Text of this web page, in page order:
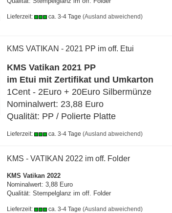
Lieferzeit: ca. 3-4 Tage (Ausland abweichend)
KMS VATIKAN - 2021 PP im off. Etui
KMS Vatikan 2021 PP
im Etui mit Zertifikat und Umkarton
1Cent - 2Euro + 20Euro Silbermünze
Nominalwert: 23,88 Euro
Qualität: PP / Polierte Platte
Lieferzeit: ca. 3-4 Tage (Ausland abweichend)
KMS - VATIKAN 2022 im off. Folder
KMS Vatikan 2022
Nominalwert: 3,88 Euro
Qualität: Stempelglanz im off. Folder
Lieferzeit: ca. 3-4 Tage (Ausland abweichend)